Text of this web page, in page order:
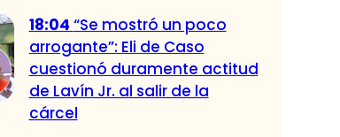
18:04 “Se mostró un poco
arrogante”: Eli de Caso
cuestionó duramente actitud
de Lavín Jr. al salir de la
cárcel